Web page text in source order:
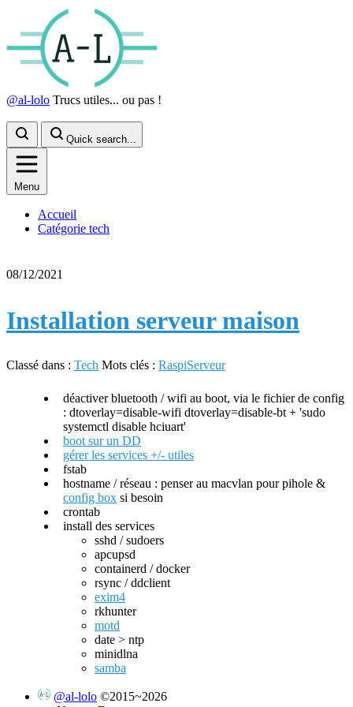
@al-lolo Trucs utiles... ou pas !
Quick search...
Menu
Accueil
Catégorie tech
08/12/2021
Installation serveur maison
Classé dans : Tech Mots clés : RaspiServeur
déactiver bluetooth / wifi au boot, via le fichier de config
: dtoverlay=disable-wifi dtoverlay=disable-bt + 'sudo
systemctl disable hciuart'
boot sur un DD
gérer les services +/- utiles
fstab
hostname / réseau : penser au macvlan pour pihole &
config box si besoin
crontab
install des services
sshd / sudoers
apcupsd
containerd / docker
rsync / ddclient
exim4
rkhunter
motd
date > ntp
minidlna
samba
@al-lolo ©2015~2026